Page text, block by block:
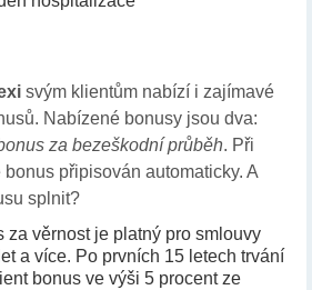
svým klientům nabízí i zajímavé
Nabízené bonusy jsou dva:
za bezeškodní průběh. Při
připisován automaticky. A
splnit?
za věrnost je platný pro smlouvy
a více. Po prvních 15 letech trvání
bonus ve výši 5 procent ze